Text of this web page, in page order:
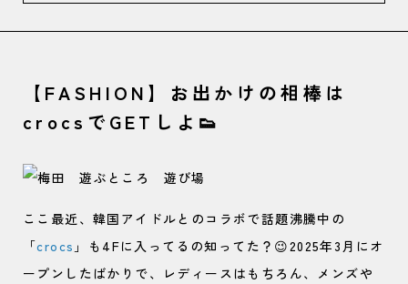
【FASHION】お出かけの相棒は
crocsでGETしよ👟
ここ最近、韓国アイドルとのコラボで話題沸騰中の
「crocs 」も4Fに入ってるの知ってた？😉2025年3月にオ
ープンしたばかりで、レディースはもちろん、メンズや